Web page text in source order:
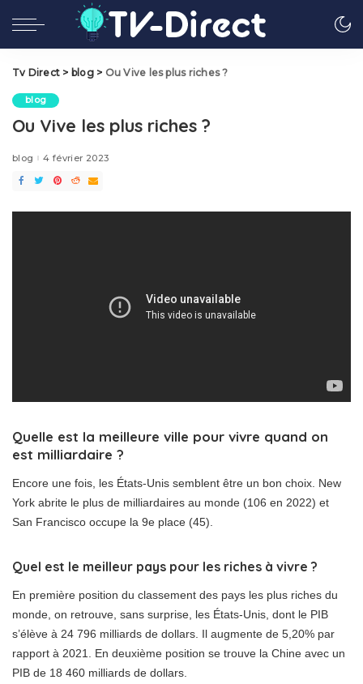
Tv Direct > blog> Ou Vive les plus riches ?
blog
Ou Vive les plus riches ?
blog 4 février 2023
Quelle est la meilleure ville pour vivre quand on
est milliardaire ?
Encore une fois, les États-Unis semblent être un bon choix. New
York abrite le plus de milliardaires au monde (106 en 2022) et
San Francisco occupe la 9e place (45).
Quel est le meilleur pays pour les riches à vivre ?
En première position du classement des pays les plus riches du
monde, on retrouve, sans surprise, les États-Unis, dont le PIB
s’élève à 24 796 milliards de dollars. Il augmente de 5,20% par
rapport à 2021. En deuxième position se trouve la Chine avec un
PIB de 18 460 milliards de dollars.